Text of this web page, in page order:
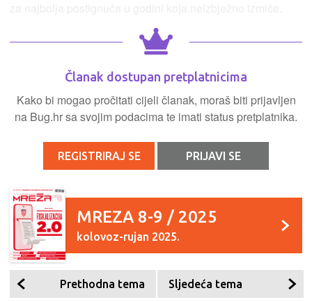
Članak dostupan pretplatnicima
Kako bi mogao pročitati cijeli članak, moraš biti prijavljen
na Bug.hr sa svojim podacima te imati status pretplatnika.
REGISTRIRAJ SE PRIJAVI SE
MREZA 8-9 / 2025
kolovoz-rujan 2025.
Prethodna tema Sljedeća tema